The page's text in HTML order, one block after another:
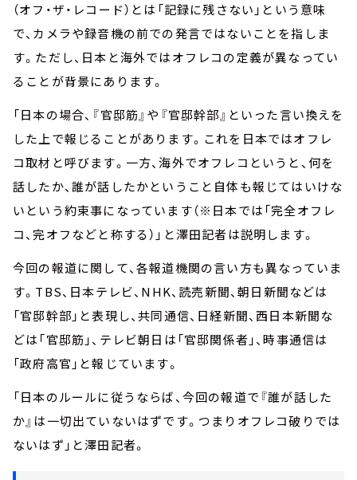
（オフ・ザ・レコード）とは「記録に残さない」という意味
で、カメラや録音機の前での発言ではないことを指しま
す。ただし、日本と海外ではオフレコの定義が異なってい
ることが背景にあります。
「日本の場合、『官邸筋』や『官邸幹部』といった言い換えを
した上で報じることがあります。これを日本ではオフレ
コ取材と呼びます。一方、海外でオフレコというと、何を
話したか、誰が話したかということ自体も報じてはいけな
いという約束事になっています（※日本では「完全オフレ
コ、完オフなどと称する）」と澤田記者は説明します。
今回の報道に関して、各報道機関の言い方も異なっていま
す。TBS、日本テレビ、NHK、読売新聞、朝日新聞などは
「官邸幹部」と表現し、共同通信、日経新聞、西日本新聞な
どは「官邸筋」、テレビ朝日は「官邸関係者」、時事通信は
「政府高官」と報じています。
「日本のルールに従うならば、今回の報道で『誰が話した
か』は一切出ていないはずです。つまりオフレコ破りでは
ないはず」と澤田記者。